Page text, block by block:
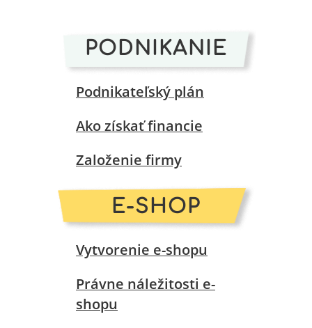
PODNIKANIE
Podnikateľský plán
Ako získať financie
Založenie firmy
E-SHOP
Vytvorenie e-shopu
Právne náležitosti e-
shopu